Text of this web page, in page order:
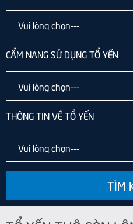
CẨM NANG SỬ DỤNG TỔ YẾN
THÔNG TIN VỀ TỔ YẾN
TÌM